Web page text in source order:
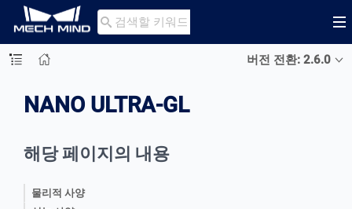

버전 전환: 2.6.0
NANO ULTRA-GL
해당 페이지의 내용
물리적 사양